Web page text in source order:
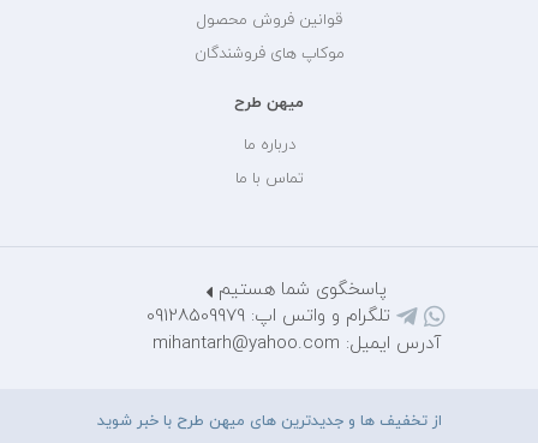
قوانین فروش محصول
موکاپ های فروشندگان
میهن طرح
درباره ما
تماس با ما
پاسخگوی شما هستیم
تلگرام و واتس اپ: 09128509979
آدرس ایمیل: mihantarh@yahoo.com
از تخفیف ها و جدیدترین های میهن طرح با خبر شوید